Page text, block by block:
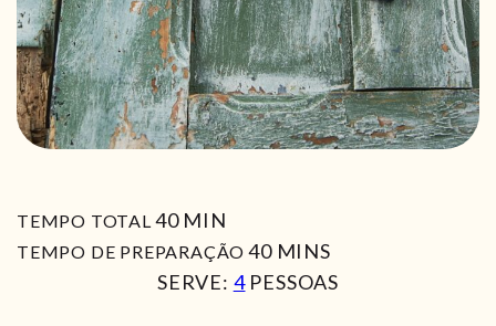
TEMPO TOTAL 40MIN
MIN
TEMPO DE PREPARAÇÃO 40MIN
MINS
SERVE: 4 PESSOAS